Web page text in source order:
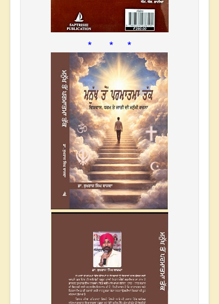
* * *